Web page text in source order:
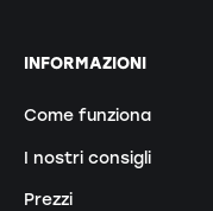
INFORMAZIONI
Come funziona
I nostri consigli
Prezzi